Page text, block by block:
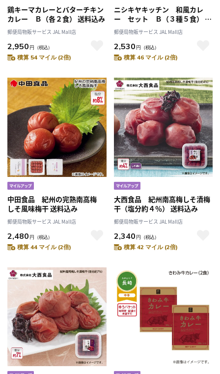
鶏キーマカレーとバターチキン
カレー Ｂ（各２食） 送料込み
郵便局物販サービス JAL Mall店
2,950 円 （税込）
積算 54 マイル (2倍)
ニシキヤキッチン 和風カレ
ー セット Ｂ（３種５食） 送
料込み
郵便局物販サービス JAL Mall店
2,530 円 （税込）
積算 46 マイル (2倍)
中田食品 紀州の完熟南高梅
しそ風味梅干 送料込み
郵便局物販サービス JAL Mall店
2,480 円 （税込）
積算 44 マイル (2倍)
大西食品 紀州南高梅しそ漬梅
干（塩分約４％） 送料込み
郵便局物販サービス JAL Mall店
2,340 円 （税込）
積算 42 マイル (2倍)